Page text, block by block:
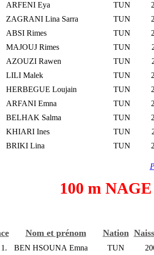
ARFENI Eya TUN
ZAGRANI Lina Sarra TUN
ABSI Rimes TUN
MAJOUJ Rimes TUN
AZOUZI Rawen TUN
LILI Malek TUN
HERBEGUE Loujain TUN
ARFANI Emna TUN
BELHAK Salma TUN
KHIARI Ines TUN
BRIKI Lina TUN
100 m
Nom et prénom Nation
1. BEN HSOUNA Emna TUN